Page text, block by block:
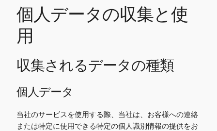
個人データの収集と使
用
収集されるデータの種類
個人データ
当社のサービスを使用する際、当社は、お客様への連絡
または特定に使用できる特定の個人識別情報の提供をお